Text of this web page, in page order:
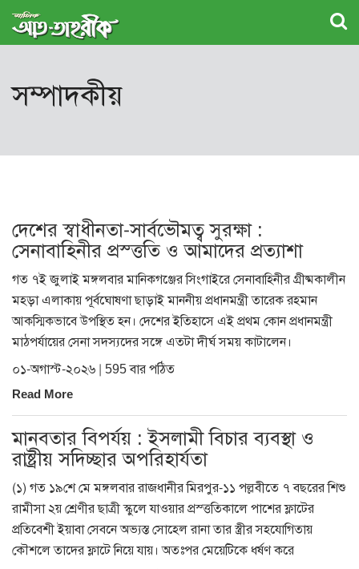
সম্পাদকীয়
দেশের স্বাধীনতা-সার্বভৌমত্ব সুরক্ষা :
সেনাবাহিনীর প্রস্ত্ততি ও আমাদের প্রত্যাশা
গত ৭ই জুলাই মঙ্গলবার মানিকগঞ্জের সিংগাইরে সেনাবাহিনীর গ্রীষ্মকালীন
মহড়া এলাকায় পূর্বঘোষণা ছাড়াই মাননীয় প্রধানমন্ত্রী তারেক রহমান
আকস্মিকভাবে উপস্থিত হন। দেশের ইতিহাসে এই প্রথম কোন প্রধানমন্ত্রী
মাঠপর্যায়ের সেনা সদস্যদের সঙ্গে এতটা দীর্ঘ সময় কাটালেন।
০১-অগাস্ট-২০২৬ | 595 বার পঠিত
Read More
মানবতার বিপর্যয় : ইসলামী বিচার ব্যবস্থা ও
রাষ্ট্রীয় সদিচ্ছার অপরিহার্যতা
(১) গত ১৯শে মে মঙ্গলবার রাজধানীর মিরপুর-১১ পল্লবীতে ৭ বছরের শিশু
রামীসা ২য় শ্রেণীর ছাত্রী স্কুলে যাওয়ার প্রস্ত্ততিকালে পাশের ফ্লাটের
প্রতিবেশী ইয়াবা সেবনে অভ্যস্ত সোহেল রানা তার স্ত্রীর সহযোগিতায়
কৌশলে তাদের ফ্লাটে নিয়ে যায়। অতঃপর মেয়েটিকে ধর্ষণ করে